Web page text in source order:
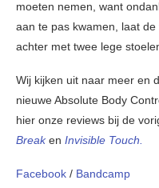
moeten nemen, want
aan te pas kwamen, laat
achter met twee lege
Wij kijken uit naar meer en
nieuwe Absolute Body
hier onze reviews bij de
Break en Invisible Touch.
Facebook / Bandcamp